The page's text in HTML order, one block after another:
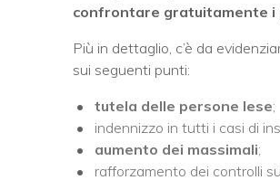
confrontare gratuitamente i
Più in dettaglio, c’è da
sui seguenti punti:
tutela delle persone lese;
indennizzo in tutti i casi di
aumento dei massimali;
rafforzamento dei controlli